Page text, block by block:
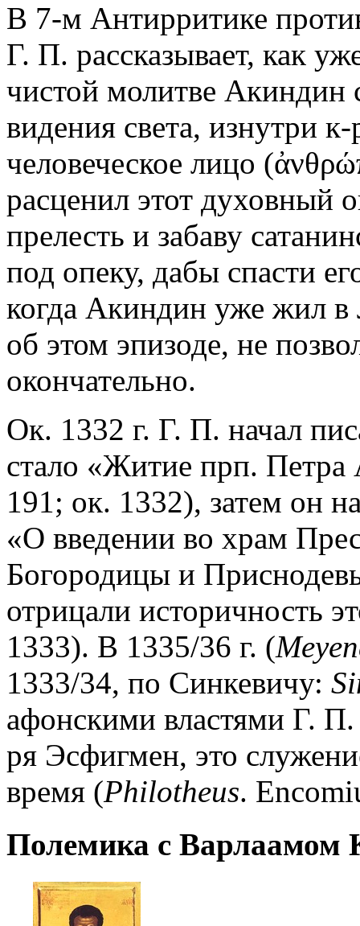
В 7-м Антирритике
Г. П. рассказывает, как
чистой молитве Акиндин
видения света, изнутри
человеческое лицо
расценил этот духовный
прелесть и забаву
под опеку, дабы спасти
когда Акиндин уже жил в
об этом эпизоде, не
окончательно.
Ок. 1332 г. Г. П. начал
стало «Житие прп.
191; ок. 1332), затем он
«О введении во храм
Богородицы и
отрицали историчность
1333). В 1335/36 г. (
1333/34, по Синкевичу:
афонскими властями Г.
ря Эсфигмен, это
время (Philotheus.
Полемика с Варлаамом